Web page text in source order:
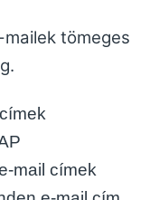
tömeges
mail címek